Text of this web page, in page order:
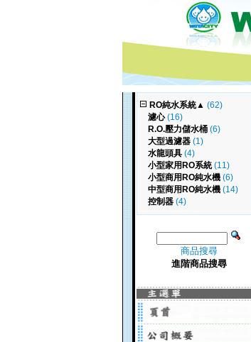
RO純水系統▲ (62)
濾心(16)
R.O.壓力儲水桶 (6)
大型過濾器 (1)
水龍頭具 (4)
小型家用RO系統(11)
小型商用RO純水機 (6)
中型商用RO純水機 (14)
控制器 (4)
商品搜尋
進階商品搜尋